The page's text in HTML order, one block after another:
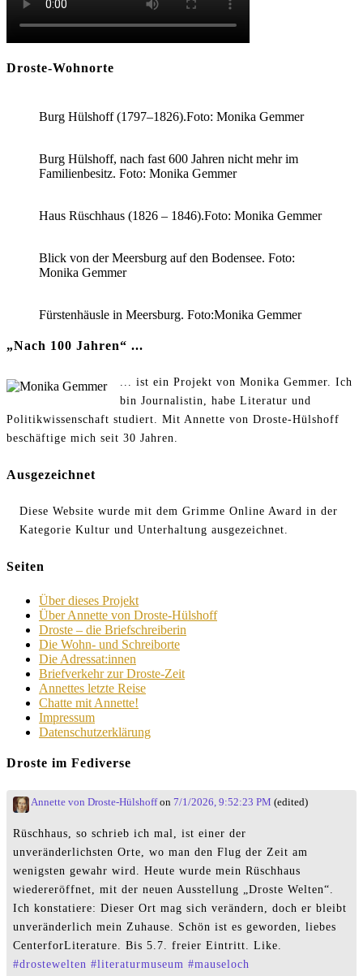
Droste-Wohnorte
Burg Hülshoff (1797–1826).Foto: Monika Gemmer
Burg Hülshoff, nach fast 600 Jahren nicht mehr im
Familienbesitz. Foto: Monika Gemmer
Haus Rüschhaus (1826 – 1846).Foto: Monika Gemmer
Blick von der Meersburg auf den Bodensee. Foto:
Monika Gemmer
Fürstenhäusle in Meersburg. Foto:Monika Gemmer
„Nach 100 Jahren“ ...
... ist ein Projekt von Monika Gemmer. Ich
bin Journalistin, habe Literatur und
Politikwissenschaft studiert. Mit Annette von Droste-Hülshoff
beschäftige mich seit 30 Jahren.
Ausgezeichnet
Diese Website wurde mit dem Grimme Online Award in der
Kategorie Kultur und Unterhaltung ausgezeichnet.
Seiten
Über dieses Projekt
Über Annette von Droste-Hülshoff
Droste – die Briefschreiberin
Die Wohn- und Schreiborte
Die Adressat:innen
Briefverkehr zur Droste-Zeit
Annettes letzte Reise
Chatte mit Annette!
Impressum
Datenschutzerklärung
Droste im Fediverse
Annette von Droste-Hülshoffon 7/1/2026, 9:52:23 PM (edited)
Rüschhaus, so schrieb ich mal, ist einer der
unveränderlichsten Orte, wo man den Flug der Zeit am
wenigsten gewahr wird. Heute wurde mein Rüschhaus
wiedereröffnet, mit der neuen Ausstellung „Droste Welten“.
Ich konstatiere: Dieser Ort mag sich verändern, doch er bleibt
unveränderlich mein Zuhause. Schön ist es geworden, liebes
CenterforLiterature. Bis 5.7. freier Eintritt. Like.
#drostewelten #literaturmuseum #mauseloch